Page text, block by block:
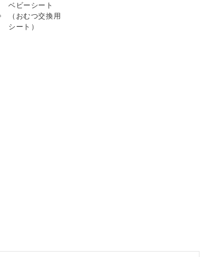
ベビーシート
（おむつ交換用
シート）